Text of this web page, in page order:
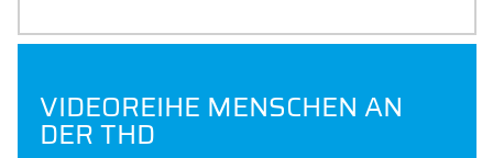
VIDEOREIHE MENSCHEN AN
DER THD